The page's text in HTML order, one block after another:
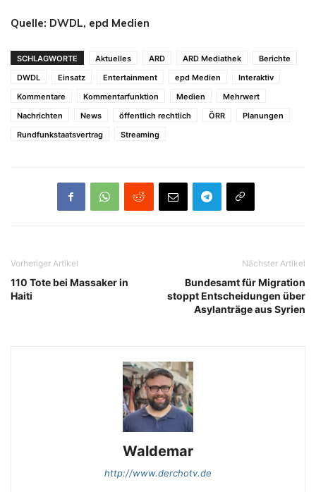
Quelle: DWDL, epd Medien
SCHLAGWORTE Aktuelles ARD ARD Mediathek
Berichte
DWDL
Einsatz Entertainment epd Medien
Interaktiv
Kommentare
Kommentarfunktion Medien
Mehrwert
Nachrichten
News öffentlich rechtlich ÖRR
Planungen
Rundfunkstaatsvertrag
Streaming
Vorheriger Artikel
110 Tote bei Massaker in
Haiti
Nächster Artikel
Bundesamt für Migration
stoppt Entscheidungen über
Asylanträge aus Syrien
Waldemar
http://www.derchotv.de